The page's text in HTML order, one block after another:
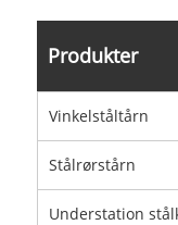
Produkter
Vinkelståltårn
Stålrørstårn
Understation